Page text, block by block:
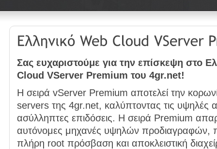
Σας ευχαριστούμε για την επίσκεψη στο
Cloud VServer Premium του 4gr.net!
Η σειρά vServer Premium αποτελεί την
servers της 4gr.net, καλύπτοντας τις υψηλές
ασύλληπτες επιδόσεις. Η σειρά Premium
αυτόνομες μηχανές υψηλών προδιαγραφών,
πλήρη root πρόσβαση και αποκλειστική